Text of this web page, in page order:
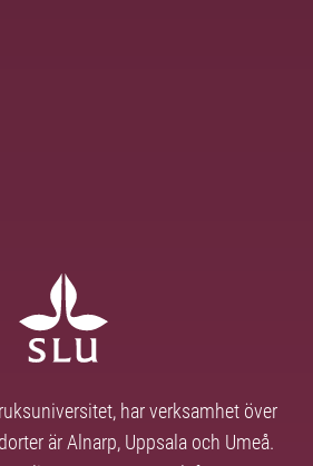
har verksamhet över
är Alnarp, Uppsala och Umeå.